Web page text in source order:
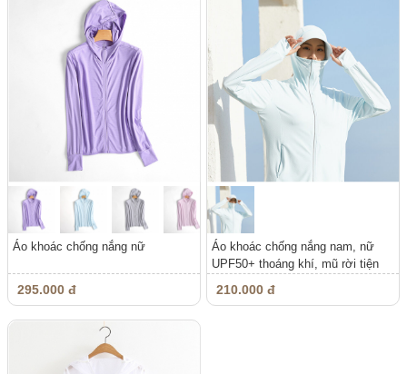
Áo khoác chống nắng nữ
295.000 đ
Áo khoác chống nắng nam, nữ
UPF50+ thoáng khí, mũ rời tiện
210.000 đ